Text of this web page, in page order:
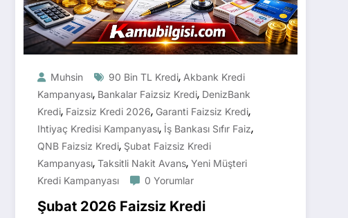
Muhsin 90 Bin TL Kredi, Akbank Kredi
Kampanyası, Bankalar Faizsiz Kredi, DenizBank
Kredi, Faizsiz Kredi 2026, Garanti Faizsiz Kredi,
Ihtiyaç Kredisi Kampanyası, İş Bankası Sıfır Faiz,
QNB Faizsiz Kredi, Şubat Faizsiz Kredi
Kampanyası, Taksitli Nakit Avans, Yeni Müşteri
Kredi Kampanyası
0 Yorumlar
Şubat 2026 Faizsiz Kredi